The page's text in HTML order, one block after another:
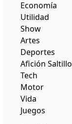
Economía
Utilidad
Show
Artes
Deportes
Afición Saltillo
Tech
Motor
Vida
Juegos